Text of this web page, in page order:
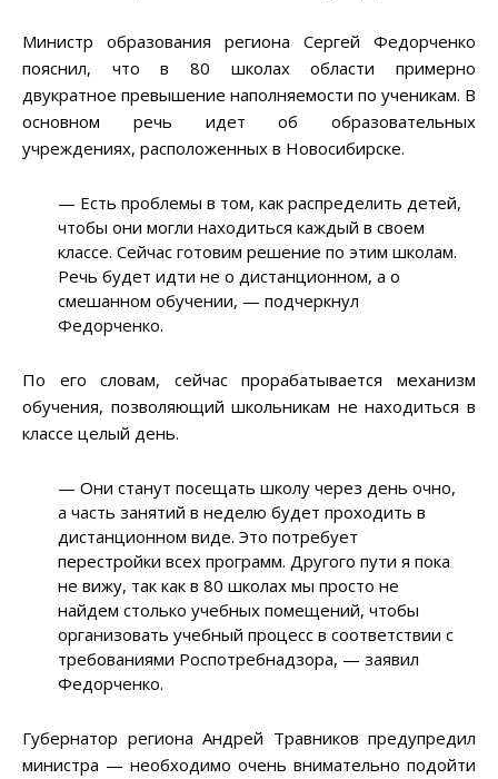
Министр образования региона Сергей Федорченко
пояснил, что в 80 школах области примерно
двукратное превышение наполняемости по ученикам. В
основном речь идет об образовательных
учреждениях, расположенных в Новосибирске.
— Есть проблемы в том, как распределить детей,
чтобы они могли находиться каждый в своем
классе. Сейчас готовим решение по этим школам.
Речь будет идти не о дистанционном, а о
смешанном обучении, — подчеркнул
Федорченко.
По его словам, сейчас прорабатывается механизм
обучения, позволяющий школьникам не находиться в
классе целый день.
— Они станут посещать школу через день очно,
а часть занятий в неделю будет проходить в
дистанционном виде. Это потребует
перестройки всех программ. Другого пути я пока
не вижу, так как в 80 школах мы просто не
найдем столько учебных помещений, чтобы
организовать учебный процесс в соответствии с
требованиями Роспотребнадзора, — заявил
Федорченко.
Губернатор региона Андрей Травников предупредил
министра — необходимо очень внимательно подойти